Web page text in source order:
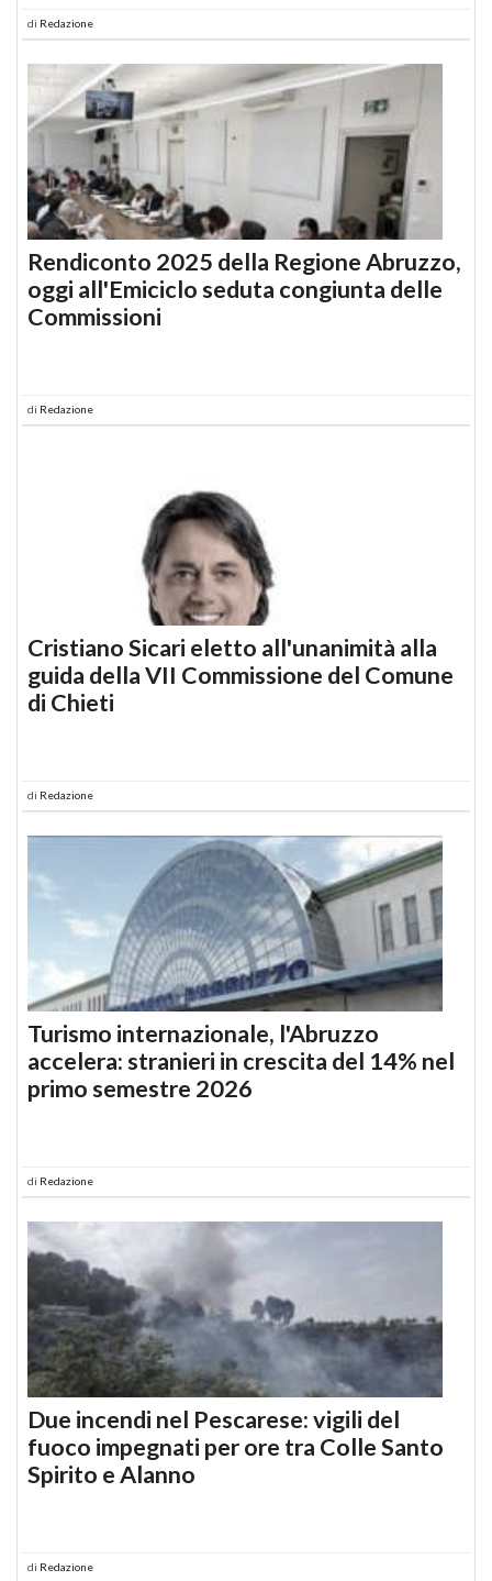
di Redazione
Rendiconto 2025 della Regione Abruzzo,
oggi all'Emiciclo seduta congiunta delle
Commissioni
di Redazione
Cristiano Sicari eletto all'unanimità alla
guida della VII Commissione del Comune
di Chieti
di Redazione
Turismo internazionale, l'Abruzzo
accelera: stranieri in crescita del 14% nel
primo semestre 2026
di Redazione
Due incendi nel Pescarese: vigili del
fuoco impegnati per ore tra Colle Santo
Spirito e Alanno
di Redazione